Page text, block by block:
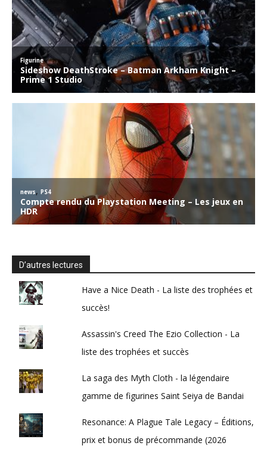
D’autres lectures
Have a Nice Death - La liste des trophées et
succès!
Assassin's Creed The Ezio Collection - La
liste des trophées et succès
La saga des Myth Cloth - la légendaire
gamme de figurines Saint Seiya de Bandai
Resonance: A Plague Tale Legacy – Éditions,
prix et bonus de précommande (2026